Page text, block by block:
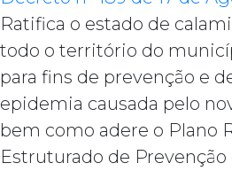
Ratifica o estado de
todo o território do
para fins de prevenção e
epidemia causada pelo
bem como adere o Plano
Estruturado de